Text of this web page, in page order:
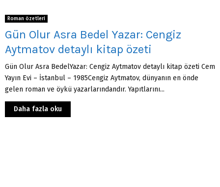
Roman özetleri
Gün Olur Asra Bedel Yazar: Cengiz
Aytmatov detaylı kitap özeti
Gün Olur Asra BedelYazar: Cengiz Aytmatov detaylı kitap özeti Cem
Yayın Evi – İstanbul – 1985Cengiz Aytmatov, dünyanın en önde
gelen roman ve öykü yazarlarındandır. Yapıtlarını...
Daha fazla oku